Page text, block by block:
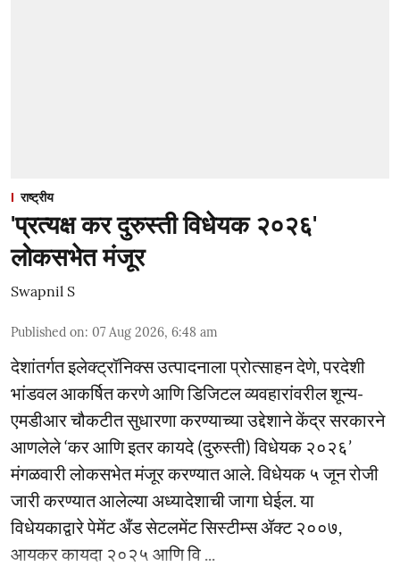
राष्ट्रीय
'प्रत्यक्ष कर दुरुस्ती विधेयक २०२६'
लोकसभेत मंजूर
Swapnil S
Published on: 07 Aug 2026, 6:48 am
देशांतर्गत इलेक्ट्रॉनिक्स उत्पादनाला प्रोत्साहन देणे, परदेशी
भांडवल आकर्षित करणे आणि डिजिटल व्यवहारांवरील शून्य-
एमडीआर चौकटीत सुधारणा करण्याच्या उद्देशाने केंद्र सरकारने
आणलेले ‘कर आणि इतर कायदे (दुरुस्ती) विधेयक २०२६’
मंगळवारी लोकसभेत मंजूर करण्यात आले. विधेयक ५ जून रोजी
जारी करण्यात आलेल्या अध्यादेशाची जागा घेईल. या
विधेयकाद्वारे पेमेंट अँड सेटलमेंट सिस्टीम्स ॲक्ट २००७,
आयकर कायदा २०२५ आणि वि ...